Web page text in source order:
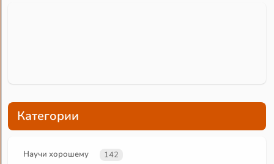
Категории
Научи хорошему 142